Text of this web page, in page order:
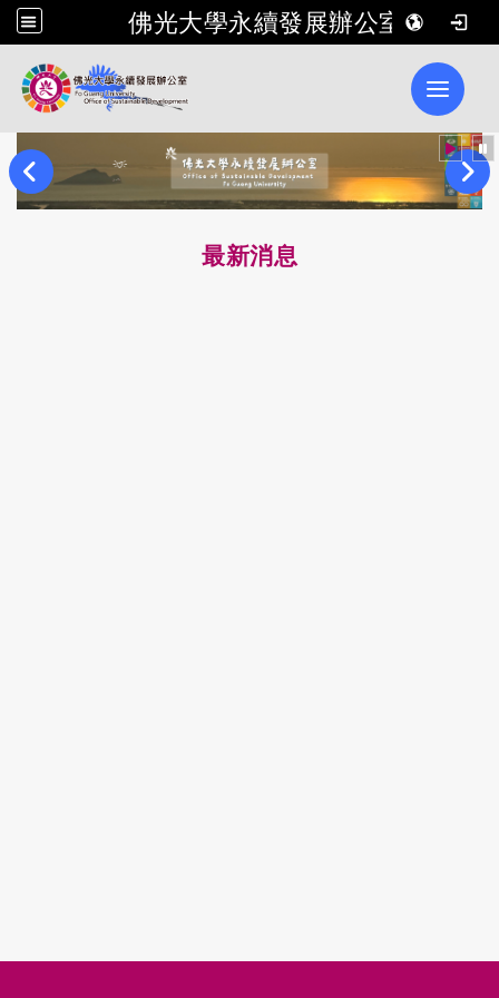
佛光大學永續發展辦公室
Toggle
最新消息